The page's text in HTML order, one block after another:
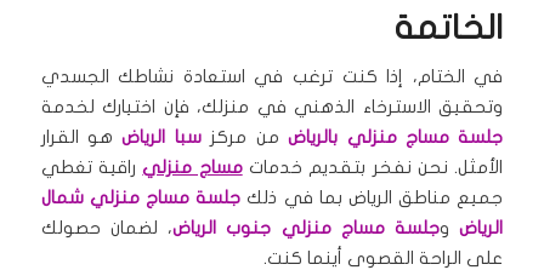
الخاتمة
في الختام، إذا كنت ترغب في استعادة نشاطك الجسدي
وتحقيق الاسترخاء الذهني في منزلك، فإن اختيارك لخدمة
جلسة مساج منزلي بالرياضمن مركزسبا الرياضهو القرار
الأمثل. نحن نفخر بتقديم خدماتمساج منزليراقية تغطي
جميع مناطق الرياض بما في ذلك جلسة مساج منزلي شمال
الرياضوجلسة مساج منزلي جنوب الرياض، لضمان حصولك
على الراحة القصوى أينما كنت.